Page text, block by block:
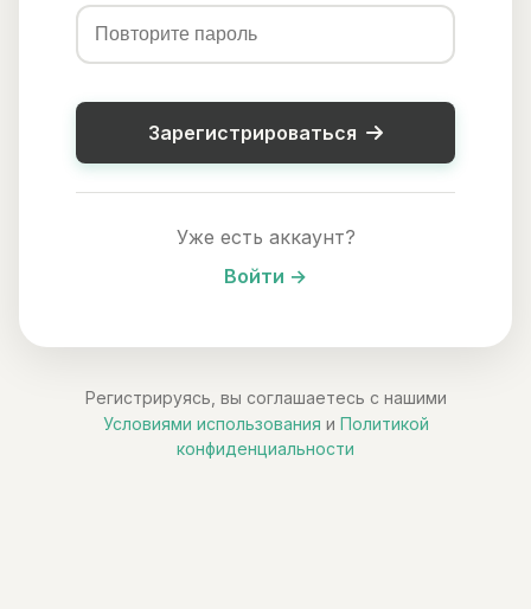
Зарегистрироваться
Уже есть аккаунт?
Войти →
Регистрируясь, вы соглашаетесь с нашими
Условиями использования и Политикой
конфиденциальности